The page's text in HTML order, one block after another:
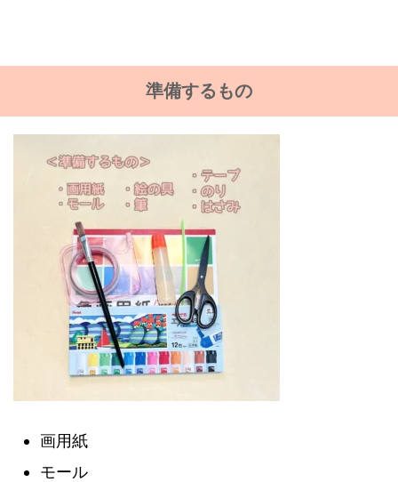
準備するもの
画用紙
モール